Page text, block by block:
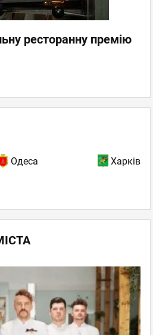
ресторанну премію
Одеса Харків